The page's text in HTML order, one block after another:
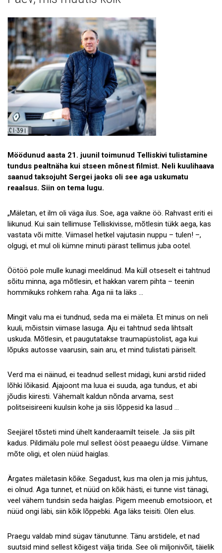
Doonorite ja sõprade lood
Möödunud aasta 21. juunil toimunud Telliskivi tulistamine
tundus pealtnäha kui stseen mõnest filmist. Neli kuulihaava
saanud taksojuht Sergei jaoks oli see aga uskumatu
reaalsus. Siin on tema lugu.
„Mäletan, et ilm oli väga ilus. Soe, aga vaikne öö. Rahvast eriti ei
liikunud. Kui sain tellimuse Telliskivisse, mõtlesin tükk aega, kas
vastata või mitte. Viimasel hetkel vajutasin nuppu – tulen! –,
olgugi, et mul oli kümne minuti pärast tellimus juba ootel.
Öötöö pole mulle kunagi meeldinud. Ma küll otseselt ei tahtnud
sõitu minna, aga mõtlesin, et hakkan varem pihta – teenin
hommikuks rohkem raha. Aga nii ta läks …
Mingit valu ma ei tundnud, seda ma ei mäleta. Et minus on neli
kuuli, mõistsin viimase lasuga. Aju ei tahtnud seda lihtsalt
uskuda. Mõtlesin, et paugutatakse traumapüstolist, aga kui
lõpuks autosse vaarusin, sain aru, et mind tulistati päriselt.
Verd ma ei näinud, ei teadnud sellest midagi, kuni arstid riided
lõhki lõikasid. Ajajoont ma luua ei suuda, aga tundus, et abi
jõudis kiiresti. Vähemalt kaldun nõnda arvama, sest
politseisireeni kuulsin kohe ja siis lõppesid ka lasud …
Seejärel tõsteti mind ühelt kanderaamilt teisele. Ja siis pilt
kadus. Pildimälu pole mul sellest ööst peaaegu üldse. Viimane
mõte oligi, et olen nüüd haiglas.
Ärgates mäletasin kõike. Segadust, kus ma olen ja mis juhtus,
ei olnud. Aga tunnet, et nüüd on kõik hästi, ei tunne vist tänagi,
veel vähem tundsin seda haiglas. Pigem meenub emotsioon, et
nüüd ongi läbi, siin kõik lõppebki. Aga läks teisiti. Olen elus.
Praegu valdab mind sügav tänutunne. Tänu arstidele, et nad
suutsid mind sellest kõigest välja tirida. See oli miljonivõit, täielik